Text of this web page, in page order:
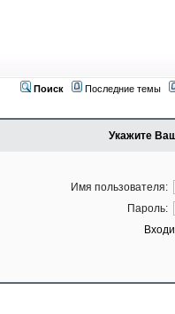
Поиск
Последние темы
Укажите
Имя пользователя:
Пароль: